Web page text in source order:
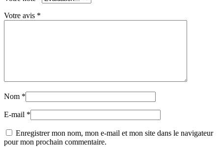
Votre avis *
Nom *
E-mail *
Enregistrer mon nom, mon e-mail et mon site dans le navigateur
pour mon prochain commentaire.